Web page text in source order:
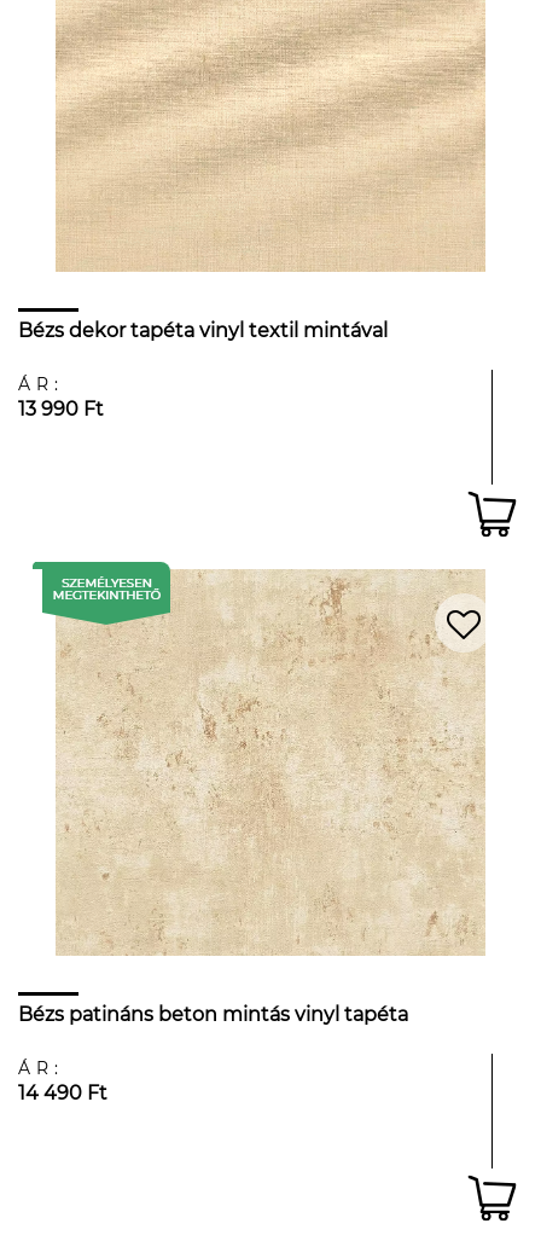
Bézs dekor tapéta vinyl textil mintával
ÁR:
13 990 Ft
Bézs patináns beton mintás vinyl tapéta
ÁR:
14 490 Ft